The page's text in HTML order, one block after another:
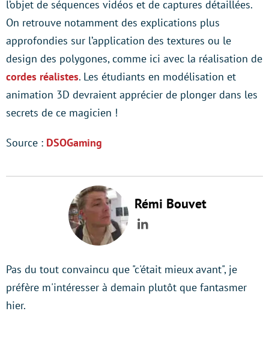
l’objet de séquences vidéos et de captures détaillées.
On retrouve notamment des explications plus
approfondies sur l’application des textures ou le
design des polygones, comme ici avec la réalisation de
cordes réalistes. Les étudiants en modélisation et
animation 3D devraient apprécier de plonger dans les
secrets de ce magicien !
Source : DSOGaming
Rémi Bouvet
LinkedIn
Pas du tout convaincu que "c'était mieux avant", je
préfère m'intéresser à demain plutôt que fantasmer
hier.